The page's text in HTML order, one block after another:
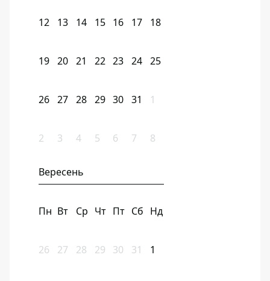
12 13 14 15 16 17 18
19 20 21 22 23 24 25
26 27 28 29 30 31 1
2 3 4 5 6 7 8
Вересень
Пн Вт Ср Чт Пт Сб Нд
26 27 28 29 30 31 1